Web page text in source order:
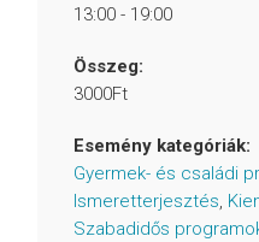
13:00 - 19:00
Összeg:
3000Ft
Esemény kategóriák:
Gyermek- és családi
Ismeretterjesztés,
Szabadidős